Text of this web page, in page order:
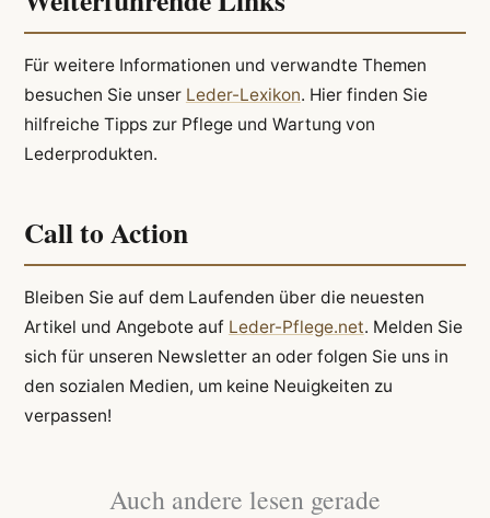
Für weitere Informationen und verwandte Themen
besuchen Sie unser Leder-Lexikon. Hier finden Sie
hilfreiche Tipps zur Pflege und Wartung von
Lederprodukten.
Call to Action
Bleiben Sie auf dem Laufenden über die neuesten
Artikel und Angebote auf Leder-Pflege.net. Melden Sie
sich für unseren Newsletter an oder folgen Sie uns in
den sozialen Medien, um keine Neuigkeiten zu
verpassen!
Auch andere lesen gerade